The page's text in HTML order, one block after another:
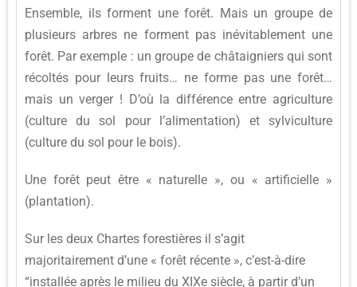
Ensemble, ils forment une forêt. Mais un groupe de
plusieurs arbres ne forment pas inévitablement une
forêt. Par exemple : un groupe de châtaigniers qui sont
récoltés pour leurs fruits… ne forme pas une forêt…
mais un verger ! D’où la différence entre agriculture
(culture du sol pour l’alimentation) et sylviculture
(culture du sol pour le bois).
Une forêt peut être « naturelle », ou « artificielle »
(plantation).
Sur les deux Chartes forestières il s’agit
majoritairement d’une « forêt récente », c’est-à-dire
“installée après le milieu du XIXe siècle, à partir d’un